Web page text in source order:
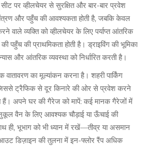
पर व्हीलचेयर से सुरक्षित और बार-बार प्रवेश
और पहुँच की आवश्यकता होती है, जबकि केवल
वाले व्यक्ति को व्हीलचेयर के लिए पर्याप्त आंतरिक
पहुँच की प्राथमिकता होती है। ड्राइविंग की भूमिका
और आंतरिक व्यवस्था को निर्धारित करती है।
का मूल्यांकन करना है। शहरी पार्किंग
ट्रैफिक से दूर किनारे की ओर से प्रवेश करने
हैं। अपने घर की गैरेज को मापें: कई मानक गैरेजों में
वैन के लिए आवश्यक चौड़ाई या ऊँचाई की
ही, भूभाग को भी ध्यान में रखें—तीव्र या असमान
डिज़ाइन की तुलना में इन-फ्लोर रैंप अधिक